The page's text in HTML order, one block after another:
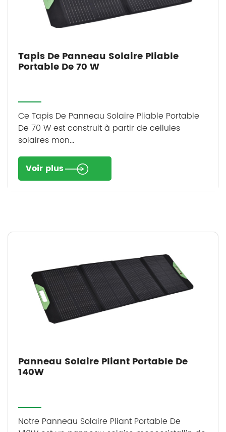
Tapis De Panneau Solaire Pliable
Portable De 70 W
Ce Tapis De Panneau Solaire Pliable Portable
De 70 W est construit à partir de cellules
solaires mon...
Voir plus
Panneau Solaire Pliant Portable De
140W
Notre Panneau Solaire Pliant Portable De